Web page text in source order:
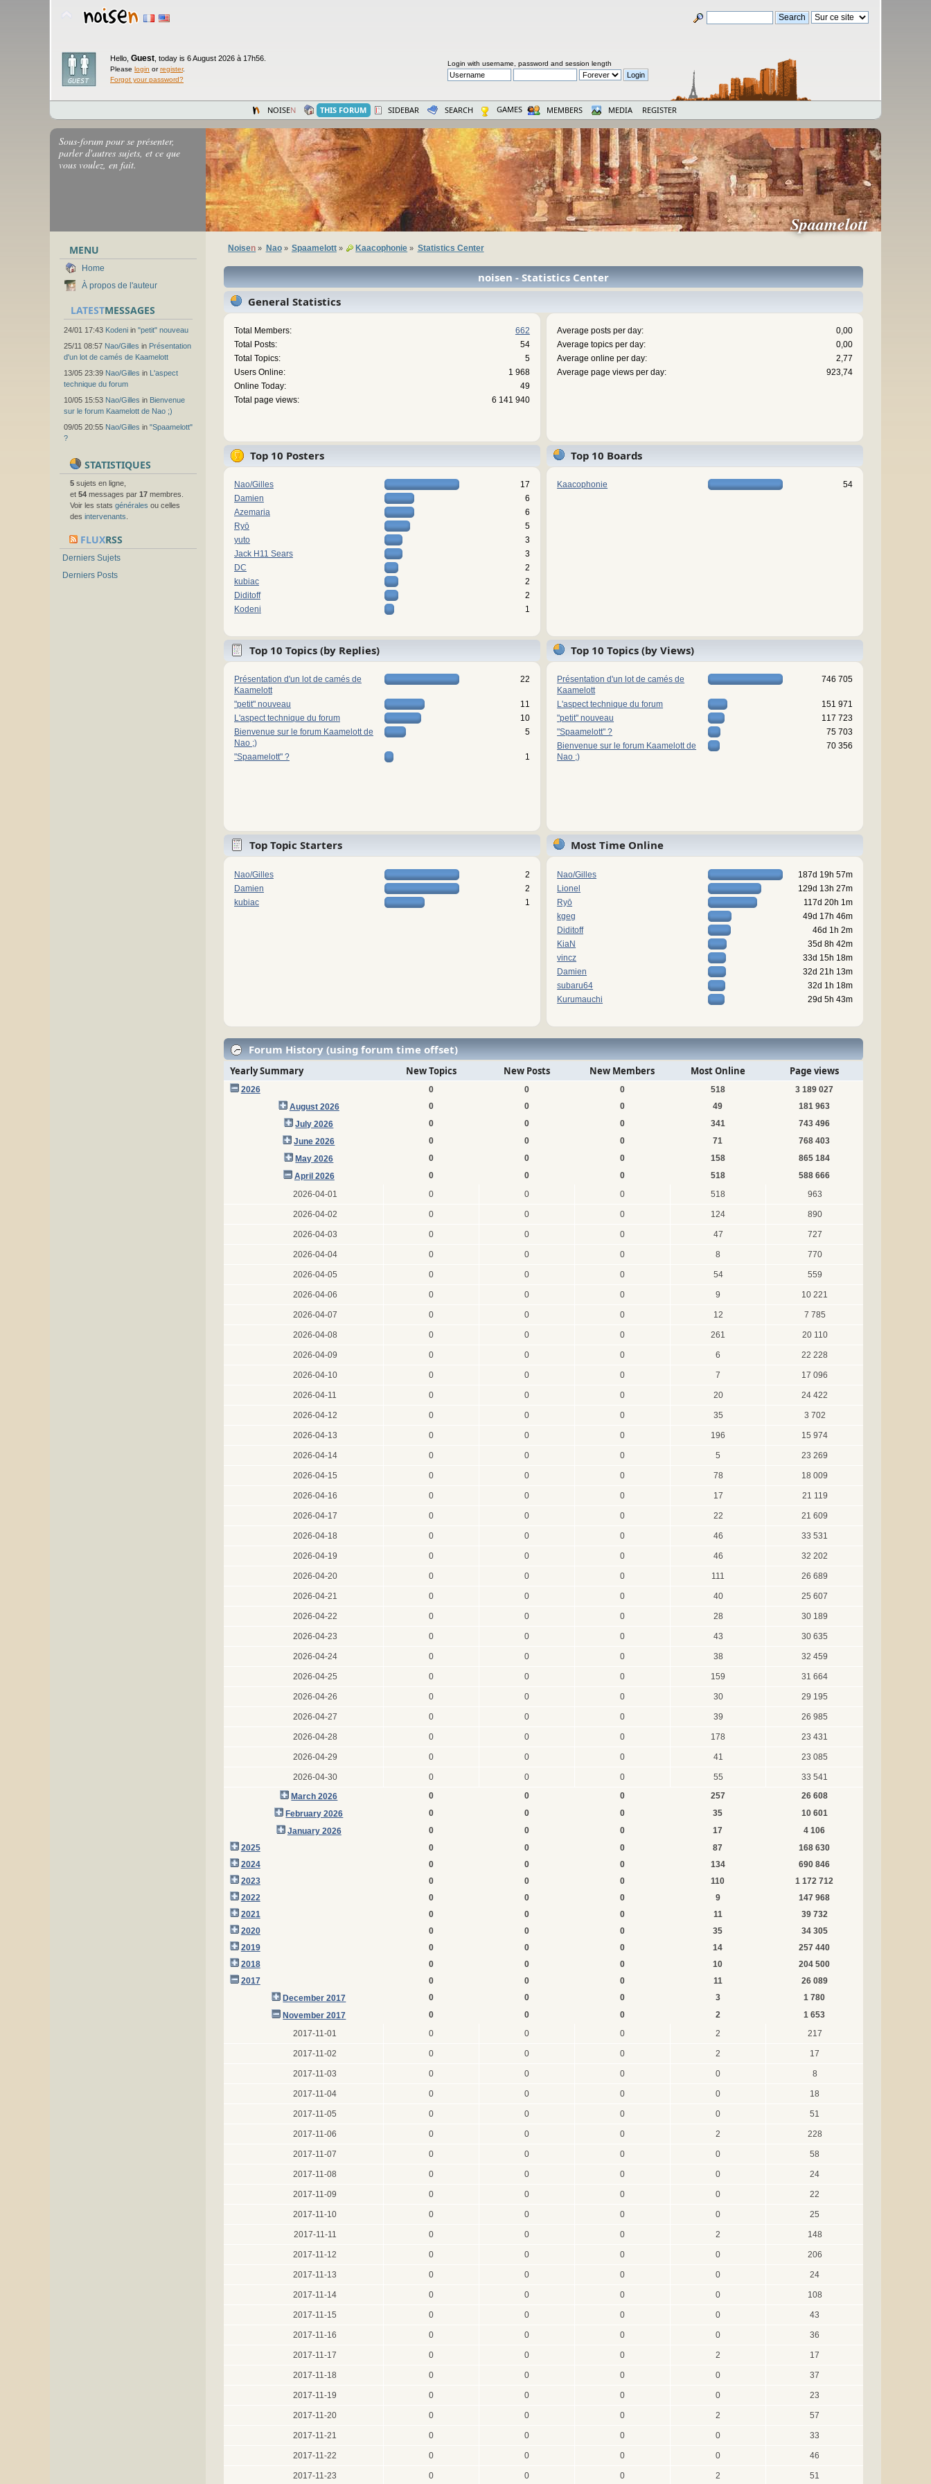
Hello, Guest today is 6 August 2026 à 17h56.
Please login orregister.
Forgot your password?
Login with username, password and session length
NOISEN THIS FORUM SIDEBAR SEARCH GAMES MEMBERS MEDIA REGISTER
Sous-forum pour se présenter,
parler d'autres sujets, et ce que
vous voulez, en fait.
MENU
Home
À propos de l'auteur
LATESTMESSAGES
24/01 17:43 Kodeni in "petit" nouveau
25/11 08:57 Nao/Gilles in Présentation
d'un lot de camés de Kaamelott
13/05 23:39 Nao/Gilles in L'aspect
technique du forum
10/05 15:53 Nao/Gilles in Bienvenue
sur le forum Kaamelott de Nao ;)
09/05 20:55 Nao/Gilles in "Spaamelott"
?
STATISTIQUES
5 sujets en ligne,
et 54 messages par 17 membres.
Voir les stats générales ou celles
des intervenants
FLUXRSS
Derniers Sujets
Derniers Posts
Spaamelott
Noisen » Nao» Spaamelott» Kaacophonie » Statistics Center
noisen - Statistics Center
General Statistics
Total Members:
662
Total Posts:
54
Total Topics:
5
Users Online:
1 968
Online Today:
49
Total page views:
6 141 940
Average posts per day:
0,00
Average topics per day:
0,00
Average online per day:
2,77
Average page views per day:
923,74
Top 10 Posters
Nao/Gilles
17
Damien
6
Azemaria
6
Ryō
5
yuto
3
Jack H11 Sears
3
DC
2
kubiac
2
Diditoff
2
Kodeni
1
Top 10 Boards
Kaacophonie 54
Top 10 Topics (by Replies)
Présentation d'un lot de camés de
Kaamelott
22
"petit" nouveau
11
L'aspect technique du forum
10
Bienvenue sur le forum Kaamelott de
Nao ;)
5
"Spaamelott" ? 1
Top 10 Topics (by Views)
Présentation d'un lot de camés de
Kaamelott
746 705
L'aspect technique du forum
151 971
"petit" nouveau
117 723
"Spaamelott" ?
75 703
Bienvenue sur le forum Kaamelott de
Nao ;)
70 356
Top Topic Starters
Nao/Gilles
2
Damien
2
kubiac
1
Most Time Online
Nao/Gilles
187d 19h 57m
Lionel
129d 13h 27m
Ryō
117d 20h 1m
kgeg
49d 17h 46m
Diditoff
46d 1h 2m
KiaN
35d 8h 42m
vincz
33d 15h 18m
Damien
32d 21h 13m
subaru64
32d 1h 18m
Kurumauchi
29d 5h 43m
Forum History (using forum time offset)
Yearly Summary New Topics New Posts New Members Most Online Page views
2026 0 0 0 518
3 189 027
August 2026
0 0 0 49
181 963
July 2026
0 0 0 341
743 496
June 2026
0 0 0 71
768 403
May 2026
0 0 0 158
865 184
April 2026
0 0 0 518
588 666
2026-04-01
0 0 0 518 963
2026-04-02 0 0 0 124 890
2026-04-03 0 0 0 47 727
2026-04-04 0 0 0 8 770
2026-04-05 0 0 0 54 559
2026-04-06 0 0 0 9 10 221
2026-04-07 0 0 0 12 7 785
2026-04-08 0 0 0 261 20 110
2026-04-09 0 0 0 6 22 228
2026-04-10 0 0 0 7 17 096
2026-04-11 0 0 0 20 24 422
2026-04-12 0 0 0 35 3 702
2026-04-13 0 0 0 196 15 974
2026-04-14 0 0 0 5 23 269
2026-04-15 0 0 0 78 18 009
2026-04-16 0 0 0 17 21 119
2026-04-17 0 0 0 22 21 609
2026-04-18 0 0 0 46 33 531
2026-04-19 0 0 0 46 32 202
2026-04-20 0 0 0 111 26 689
2026-04-21 0 0 0 40 25 607
2026-04-22 0 0 0 28 30 189
2026-04-23 0 0 0 43 30 635
2026-04-24 0 0 0 38 32 459
2026-04-25 0 0 0 159 31 664
2026-04-26 0 0 0 30 29 195
2026-04-27 0 0 0 39 26 985
2026-04-28 0 0 0 178 23 431
2026-04-29 0 0 0 41 23 085
2026-04-30 0 0 0 55
33 541
March 2026
0 0 0 257
26 608
February 2026
0 0 0 35
10 601
January 2026
0 0 0 17
4 106
2025
0 0 0 87
168 630
2024
0 0 0 134
690 846
2023
0 0 0 110
1 172 712
2022
0 0 0 9
147 968
2021
0 0 0 11
39 732
2020
0 0 0 35
34 305
2019
0 0 0 14
257 440
2018
0 0 0 10
204 500
2017
0 0 0 11
26 089
December 2017
0 0 0 3
1 780
November 2017
0 0 0 2
1 653
2017-11-01
0 0 0 2 217
2017-11-02 0 0 0 2 17
2017-11-03 0 0 0 0 8
2017-11-04 0 0 0 0 18
2017-11-05 0 0 0 0 51
2017-11-06 0 0 0 2 228
2017-11-07 0 0 0 0 58
2017-11-08 0 0 0 0 24
2017-11-09 0 0 0 0 22
2017-11-10 0 0 0 0 25
2017-11-11 0 0 0 2 148
2017-11-12 0 0 0 0 206
2017-11-13 0 0 0 0 24
2017-11-14 0 0 0 0 108
2017-11-15 0 0 0 0 43
2017-11-16 0 0 0 0 36
2017-11-17 0 0 0 2 17
2017-11-18 0 0 0 0 37
2017-11-19 0 0 0 0 23
2017-11-20 0 0 0 2 57
2017-11-21 0 0 0 0 33
2017-11-22 0 0 0 0 46
2017-11-23 0 0 0 2 51